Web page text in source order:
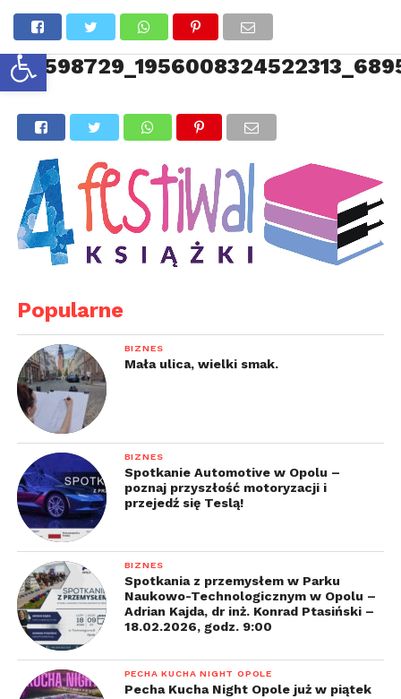
Otwórz pasek narzędzi
Popularne
BIZNES
Mała ulica, wielki smak.
BIZNES
Spotkanie Automotive w Opolu –
poznaj przyszłość motoryzacji i
przejedź się Teslą!
BIZNES
Spotkania z przemysłem w Parku
Naukowo-Technologicznym w Opolu –
Adrian Kajda, dr inż. Konrad Ptasiński –
18.02.2026, godz. 9:00
PECHA KUCHA NIGHT OPOLE
Pecha Kucha Night Opole już w piątek